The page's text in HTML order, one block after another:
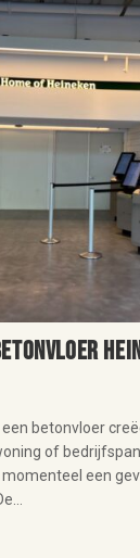
betonvloer
of
een